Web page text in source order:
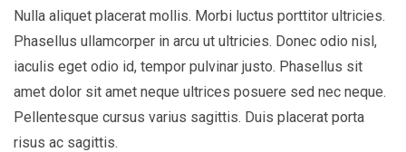
Nulla aliquet placerat mollis. Morbi luctus porttitor ultricies.
Phasellus ullamcorper in arcu ut ultricies. Donec odio nisl,
iaculis eget odio id, tempor pulvinar justo. Phasellus sit
amet dolor sit amet neque ultrices posuere sed nec neque.
Pellentesque cursus varius sagittis. Duis placerat porta
risus ac sagittis.